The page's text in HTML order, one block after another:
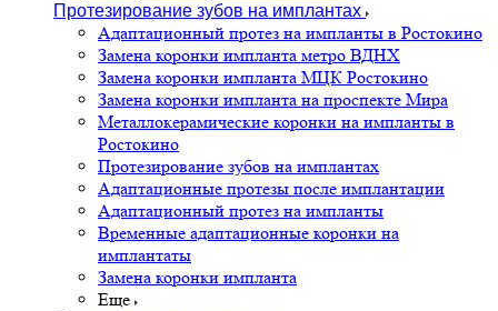
Протезирование зубов на имплантах
Адаптационный протез на импланты в Ростокино
Замена коронки импланта метро ВДНХ
Замена коронки импланта МЦК Ростокино
Замена коронки импланта на проспекте Мира
Металлокерамические коронки на импланты в
Ростокино
Протезирование зубов на имплантах
Адаптационные протезы после имплантации
Адаптационный протез на импланты
Временные адаптационные коронки на
имплантаты
Замена коронки импланта
Еще